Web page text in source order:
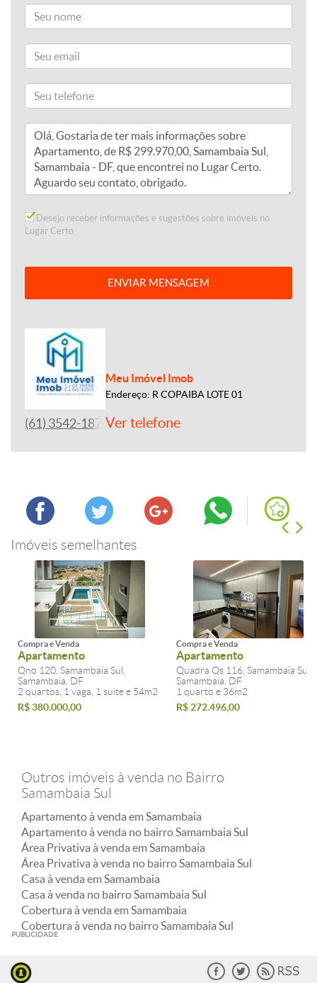
Desejo receber informações e sugestões sobre imóveis no
Lugar Certo.
ENVIAR MENSAGEM
Meu Imóvel Imob
Endereço: R COPAIBA LOTE 01
(61) 3542-1877Ver telefone
Imóveis semelhantes
Compra e Venda
Apartamento
Qno 120, Samambaia Sul,
Samambaia, DF
2 quartos, 1 vaga, 1 suite e 54m2
R$ 380.000,00
Compra e Venda
Apartamento
Quadra Qs 116, Samambaia Sul,
Samambaia, DF
1 quarto e 36m2
R$ 272.496,00
Outros imóveis à venda no Bairro
Samambaia Sul
Apartamento à venda em Samambaia
Apartamento à venda no bairro Samambaia Sul
Área Privativa à venda em Samambaia
Área Privativa à venda no bairro Samambaia Sul
Casa à venda em Samambaia
Casa à venda no bairro Samambaia Sul
Cobertura à venda em Samambaia
Cobertura à venda no bairro Samambaia Sul
PUBLICIDADE